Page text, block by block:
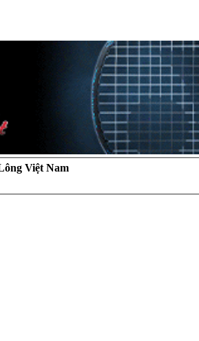
Việt Nam